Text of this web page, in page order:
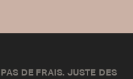
DE FRAIS. JUSTE DES